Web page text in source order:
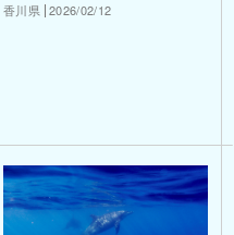
香川県 2026/02/12